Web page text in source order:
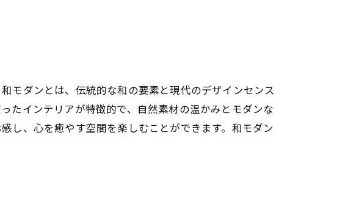
さ
バランス
モダンとは、伝統的な和の要素と現代のデザインセンス
たインテリアが特徴的で、自然素材の温かみとモダンな
し、心を癒やす空間を楽しむことができます。和モダン